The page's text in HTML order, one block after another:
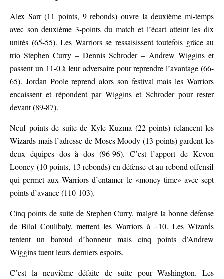
Alex Sarr (11 points, 9 rebonds) ouvre la deuxième mi-temps
avec son deuxième 3-points du match et l’écart atteint les dix
unités (65-55). Les Warriors se ressaisissent toutefois grâce au
trio Stephen Curry – Dennis Schroder – Andrew Wiggins et
passent un 11-0 à leur adversaire pour reprendre l’avantage (66-
65). Jordan Poole reprend alors son festival mais les Warriors
encaissent et répondent par Wiggins et Schroder pour rester
devant (89-87).
Neuf points de suite de Kyle Kuzma (22 points) relancent les
Wizards mais l’adresse de Moses Moody (13 points) gardent les
deux équipes dos à dos (96-96). C’est l’apport de Kevon
Looney (10 points, 13 rebonds) en défense et au rebond offensif
qui permet aux Warriors d’entamer le «money time» avec sept
points d’avance (110-103).
Cinq points de suite de Stephen Curry, malgré la bonne défense
de Bilal Coulibaly, mettent les Warriors à +10. Les Wizards
tentent un baroud d’honneur mais cinq points d’Andrew
Wiggins tuent leurs derniers espoirs.
C’est la neuvième défaite de suite pour Washington. Les